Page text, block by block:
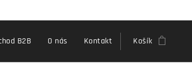
B2B O nás Kontakt Košík